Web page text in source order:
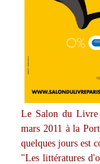
Le Salon du Livre
mars 2011 à la
quelques jours est
"Les littératures